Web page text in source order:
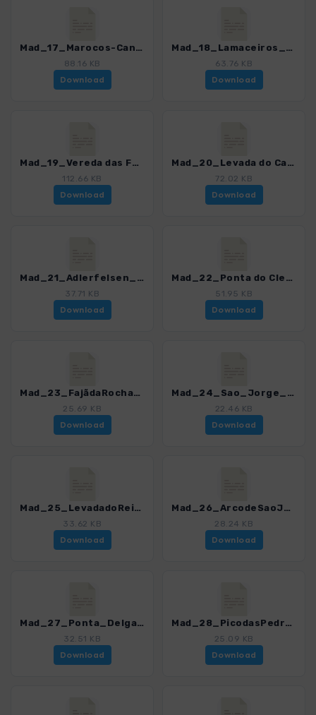
Mad_17_Marocos-Canical-Tunnel_4811_12.gpx
88.16 KB
Download
Mad_18_Lamaceiros_4811_12.gpx
63.76 KB
Download
Mad_19_Vereda das Funduras_4811_12.gpx
112.66 KB
Download
Mad_20_Levada do Castelejo_4811_12.gpx
72.02 KB
Download
Mad_21_Adlerfelsen_4811_12.gpx
37.71 KB
Download
Mad_22_Ponta do Clerigo_4811_12.gpx
51.95 KB
Download
Mad_23_FajãdaRochadoNavio_4811_12.gpx
25.69 KB
Download
Mad_24_Sao_Jorge_4811_12.gpx
22.46 KB
Download
Mad_25_LevadadoRei_4811_12.gpx
33.62 KB
Download
Mad_26_ArcodeSaoJorge_4811_12.gpx
28.24 KB
Download
Mad_27_Ponta_Delgada-Sao_Cristovao_4811_12.gpx
32.51 KB
Download
Mad_28_PicodasPedras-Queimadas_4811_12.gpx
25.09 KB
Download